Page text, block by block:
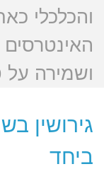
והכלכלי
ושמירה על
גירושין
ביחד